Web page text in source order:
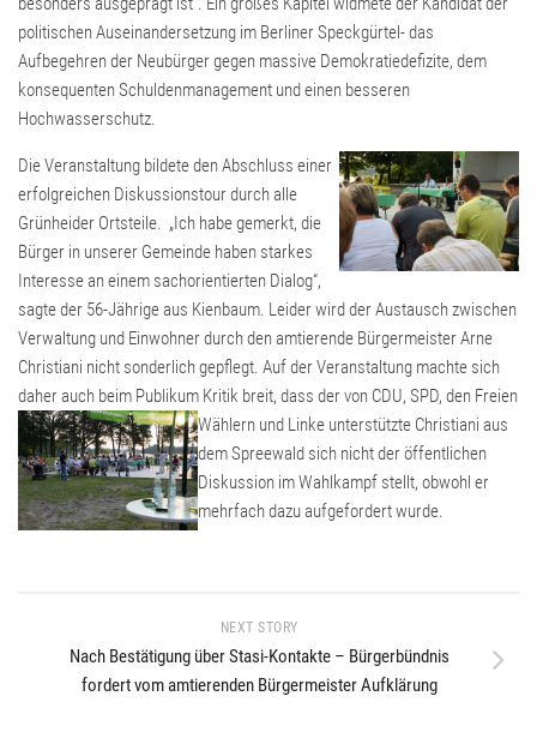
politischen Auseinandersetzung im Berliner Speckgürtel- das
Aufbegehren der Neubürger gegen massive Demokratiedefizite, dem
konsequenten Schuldenmanagement und einen besseren
Hochwasserschutz.
Die Veranstaltung bildete den Abschluss einer
erfolgreichen Diskussionstour durch alle
Grünheider Ortsteile. „Ich habe gemerkt, die
Bürger in unserer Gemeinde haben starkes
Interesse an einem sachorientierten Dialog“,
sagte der 56-Jährige aus Kienbaum. Leider wird der Austausch zwischen
Verwaltung und Einwohner durch den amtierende Bürgermeister Arne
Christiani nicht sonderlich gepflegt. Auf der Veranstaltung machte sich
daher auch beim Publikum Kritik breit, dass der von CDU, SPD, den Freien
Wählern und Linke unterstützte Christiani aus
dem Spreewald sich nicht der öffentlichen
Diskussion im Wahlkampf stellt, obwohl er
mehrfach dazu aufgefordert wurde.
NEXT STORY
Nach Bestätigung über Stasi-Kontakte – Bürgerbündnis
fordert vom amtierenden Bürgermeister Aufklärung